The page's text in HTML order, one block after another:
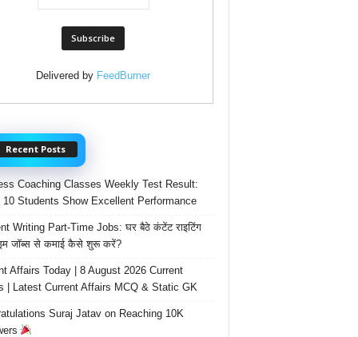
Delivered by FeedBurner
Recent Posts
Coaching Classes Weekly Test Result:
10 Students Show Excellent Performance
Writing Part-Time Jobs: घर बैठे कंटेंट राइटिंग
जॉब्स से कमाई कैसे शुरू करें?
Affairs Today | 8 August 2026 Current
| Latest Current Affairs MCQ & Static GK
Suraj Jatav on Reaching 10K